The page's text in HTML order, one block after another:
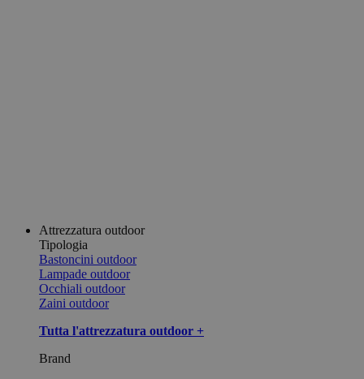
Attrezzatura outdoor
Tipologia
Bastoncini outdoor
Lampade outdoor
Occhiali outdoor
Zaini outdoor
Tutta l'attrezzatura outdoor +
Brand